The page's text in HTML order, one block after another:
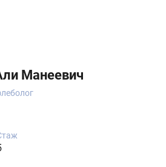
Манеевич